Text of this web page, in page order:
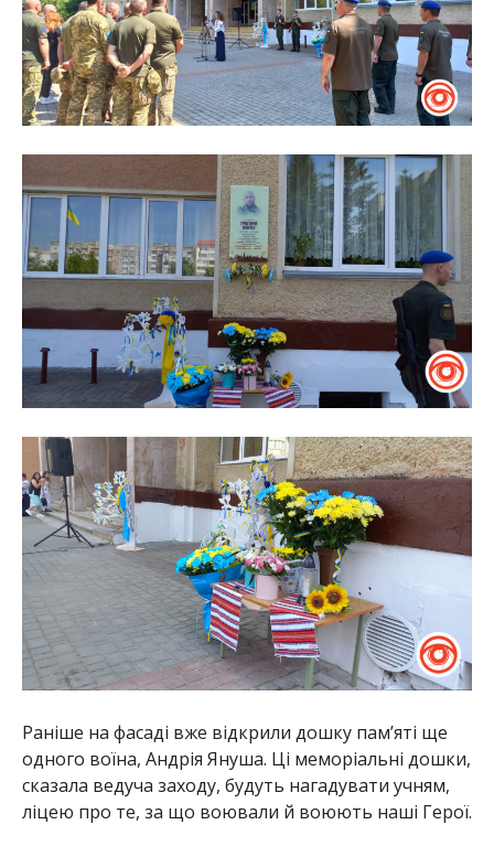
Раніше на фасаді вже відкрили дошку пам’яті ще
одного воїна, Андрія Януша. Ці меморіальні дошки,
сказала ведуча заходу, будуть нагадувати учням,
ліцею про те, за що воювали й воюють наші Герої.